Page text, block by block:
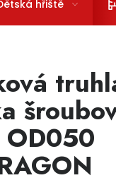
hřiště